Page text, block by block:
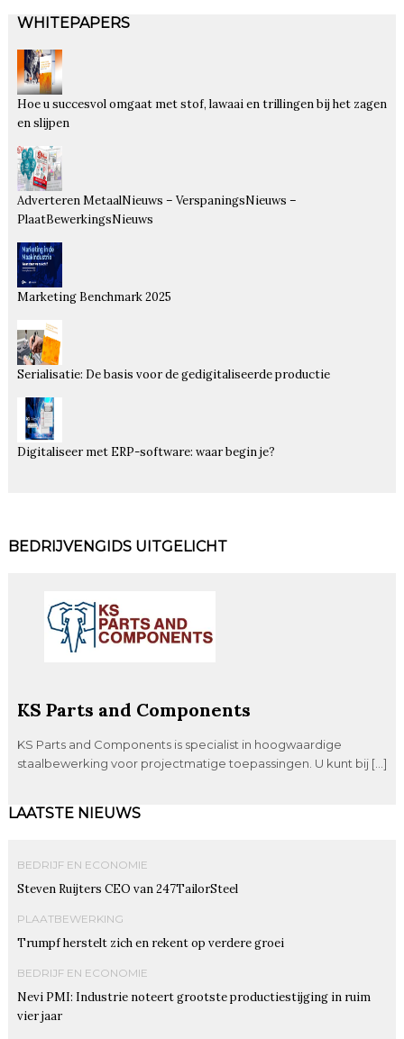
WHITEPAPERS
Hoe u succesvol omgaat met stof, lawaai en trillingen bij het zagen
en slijpen
Adverteren MetaalNieuws – VerspaningsNieuws –
PlaatBewerkingsNieuws
Marketing Benchmark 2025
Serialisatie: De basis voor de gedigitaliseerde productie
Digitaliseer met ERP-software: waar begin je?
BEDRIJVENGIDS UITGELICHT
KS Parts and Components
KS Parts and Components is specialist in hoogwaardige
staalbewerking voor projectmatige toepassingen. U kunt bij […]
LAATSTE NIEUWS
BEDRIJF EN ECONOMIE
Steven Ruijters CEO van 247TailorSteel
PLAATBEWERKING
Trumpf herstelt zich en rekent op verdere groei
BEDRIJF EN ECONOMIE
Nevi PMI: Industrie noteert grootste productiestijging in ruim
vier jaar